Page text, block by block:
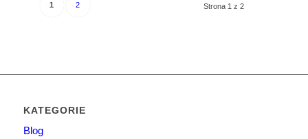
Strona 1 z 2
1 2
KATEGORIE
Blog